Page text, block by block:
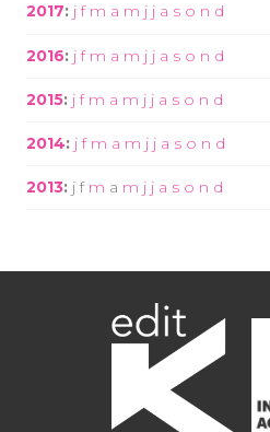
2017: j f m a m j j a s o n d
2016: j f m a m j j a s o n d
2015: j f m a m j j a s o n d
2014: j f m a m j j a s o n d
2013: j f m a m j j a s o n d